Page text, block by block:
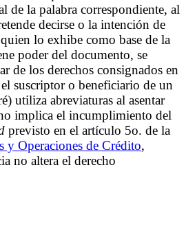
de la palabra correspondiente, al
decirse o la intención de
lo exhibe como base de la
poder del documento, se
de los derechos consignados en
suscriptor o beneficiario de un
utiliza abreviaturas al asentar
implica el incumplimiento del
previsto en el artículo 5o. de la
y Operaciones de Crédito,
no altera el derecho